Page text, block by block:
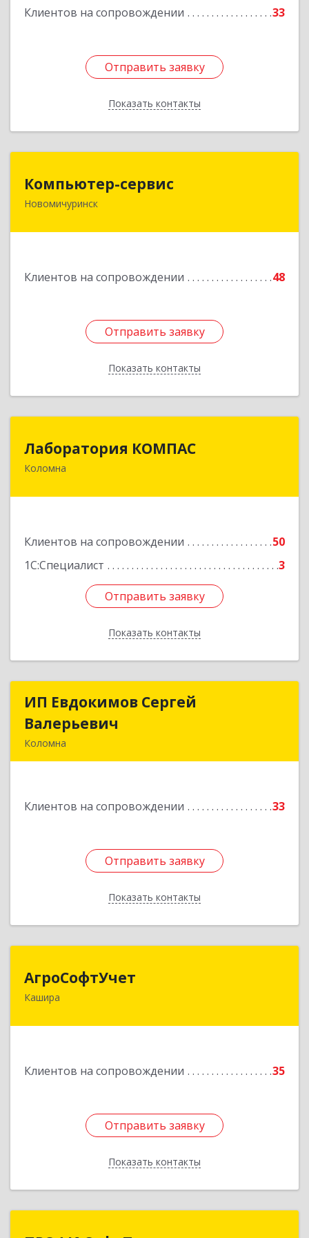
Клиентов на сопровождении 33
Отправить заявку
Показать контакты
Подробнее
Отправить заявку
Назад
Компьютер-сервис
Новомичуринск
Клиентов на сопровождении 48
Отправить заявку
Показать контакты
391160, Рязанская обл, Пронский р-н,
Подробнее
Отправить заявку
Назад
Лаборатория КОМПАС
Коломна
Клиентов на сопровождении
50
1С:Специалист
3
Отправить заявку
Показать контакты
140415, Московская обл, Коломна г, Л.Толстого
Отправить заявку
Назад
ИП Евдокимов Сергей
Валерьевич
Коломна
Клиентов на сопровождении 33
Отправить заявку
Показать контакты
ИП Евдокимов Сергей
Подробнее
Отправить заявку
Назад
АгроСофтУчет
Кашира
Клиентов на сопровождении 35
Отправить заявку
Показать контакты
142932, Московская обл, г.о.Кашира, Каменка д,
Отправить заявку
Назад